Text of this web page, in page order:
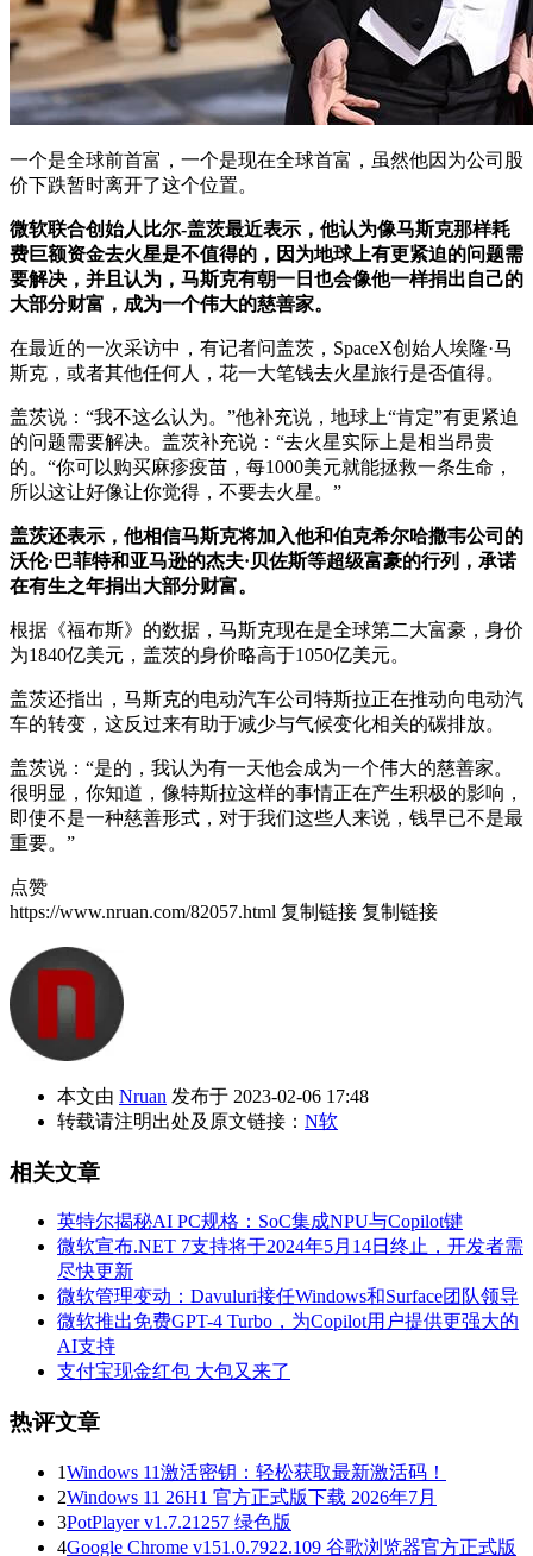
一个是全球前首富，一个是现在全球首富，虽然他因为公司股
价下跌暂时离开了这个位置。
微软联合创始人比尔-盖茨最近表示，他认为像马斯克那样耗
费巨额资金去火星是不值得的，因为地球上有更紧迫的问题需
要解决，并且认为，马斯克有朝一日也会像他一样捐出自己的
大部分财富，成为一个伟大的慈善家。
在最近的一次采访中，有记者问盖茨，SpaceX创始人埃隆·马
斯克，或者其他任何人，花一大笔钱去火星旅行是否值得。
盖茨说：“我不这么认为。”他补充说，地球上“肯定”有更紧迫
的问题需要解决。盖茨补充说：“去火星实际上是相当昂贵
的。“你可以购买麻疹疫苗，每1000美元就能拯救一条生命，
所以这让好像让你觉得，不要去火星。”
盖茨还表示，他相信马斯克将加入他和伯克希尔哈撒韦公司的
沃伦·巴菲特和亚马逊的杰夫·贝佐斯等超级富豪的行列，承诺
在有生之年捐出大部分财富。
根据《福布斯》的数据，马斯克现在是全球第二大富豪，身价
为1840亿美元，盖茨的身价略高于1050亿美元。
盖茨还指出，马斯克的电动汽车公司特斯拉正在推动向电动汽
车的转变，这反过来有助于减少与气候变化相关的碳排放。
盖茨说：“是的，我认为有一天他会成为一个伟大的慈善家。
很明显，你知道，像特斯拉这样的事情正在产生积极的影响，
即使不是一种慈善形式，对于我们这些人来说，钱早已不是最
重要。”
点赞
https://www.nruan.com/82057.html 复制链接 复制链接
本文由 Nruan 发布于 2023-02-06 17:48
转载请注明出处及原文链接： N软
相关文章
英特尔揭秘AI PC规格：SoC集成NPU与Copilot键
微软宣布.NET 7支持将于2024年5月14日终止，开发者需
尽快更新
微软管理变动：Davuluri接任Windows和Surface团队领导
微软推出免费GPT-4 Turbo，为Copilot用户提供更强大的
AI支持
支付宝现金红包 大包又来了
热评文章
1Windows 11激活密钥：轻松获取最新激活码！
2Windows 11 26H1 官方正式版下载 2026年7月
3PotPlayer v1.7.21257 绿色版
4Google Chrome v151.0.7922.109 谷歌浏览器官方正式版